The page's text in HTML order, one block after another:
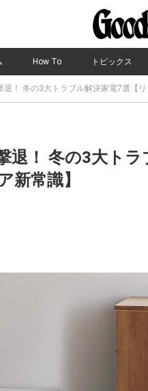
How To トピックス
！ 冬の3大トラブル解決家電7選【リ
退！ 冬の3大トラ
新常識】